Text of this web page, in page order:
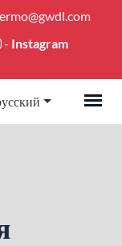
- Instagram